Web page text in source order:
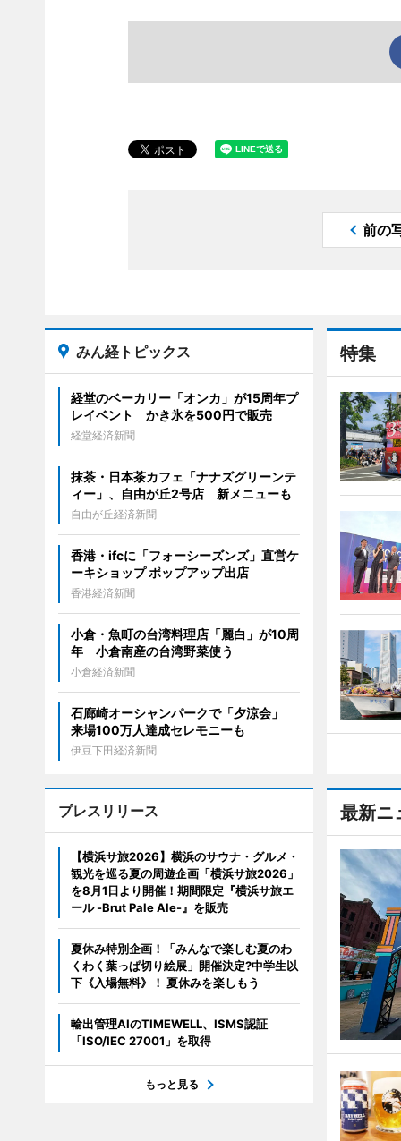
前の
特集
最新ニ
みん経トピックス
経堂のベーカリー「オンカ」が15周年プ
レイベント かき氷を500円で販売
経堂経済新聞
抹茶・日本茶カフェ「ナナズグリーンテ
ィー」、自由が丘2号店 新メニューも
自由が丘経済新聞
香港・ifcに「フォーシーズンズ」直営ケ
ーキショップ ポップアップ出店
香港経済新聞
小倉・魚町の台湾料理店「麗白」が10周
年 小倉南産の台湾野菜使う
小倉経済新聞
石廊崎オーシャンパークで「夕涼会」
来場100万人達成セレモニーも
伊豆下田経済新聞
プレスリリース
【横浜サ旅2026】横浜のサウナ・グルメ・
観光を巡る夏の周遊企画「横浜サ旅2026」
を8月1日より開催！期間限定『横浜サ旅エ
ール -Brut Pale Ale-』を販売
夏休み特別企画！「みんなで楽しむ夏のわ
くわく葉っぱ切り絵展」開催決定?中学生以
下《入場無料》！ 夏休みを楽しもう
輸出管理AIのTIMEWELL、ISMS認証
「ISO/IEC 27001」を取得
もっと見る